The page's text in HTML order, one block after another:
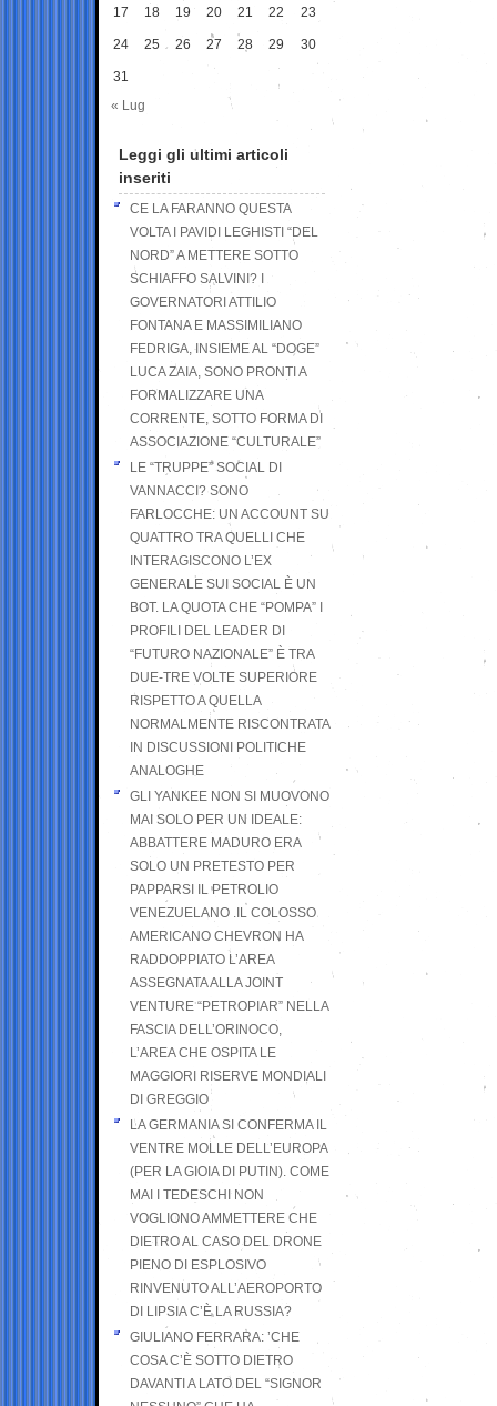
17 18 19 20 21 22 23
24 25 26 27 28 29 30
31
« Lug
Leggi gli ultimi articoli
inseriti
CE LA FARANNO QUESTA
VOLTA I PAVIDI LEGHISTI “DEL
NORD” A METTERE SOTTO
SCHIAFFO SALVINI? I
GOVERNATORI ATTILIO
FONTANA E MASSIMILIANO
FEDRIGA, INSIEME AL “DOGE”
LUCA ZAIA, SONO PRONTI A
FORMALIZZARE UNA
CORRENTE, SOTTO FORMA DI
ASSOCIAZIONE “CULTURALE”
LE “TRUPPE” SOCIAL DI
VANNACCI? SONO
FARLOCCHE: UN ACCOUNT SU
QUATTRO TRA QUELLI CHE
INTERAGISCONO L’EX
GENERALE SUI SOCIAL È UN
BOT. LA QUOTA CHE “POMPA” I
PROFILI DEL LEADER DI
“FUTURO NAZIONALE” È TRA
DUE-TRE VOLTE SUPERIORE
RISPETTO A QUELLA
NORMALMENTE RISCONTRATA
IN DISCUSSIONI POLITICHE
ANALOGHE
GLI YANKEE NON SI MUOVONO
MAI SOLO PER UN IDEALE:
ABBATTERE MADURO ERA
SOLO UN PRETESTO PER
PAPPARSI IL PETROLIO
VENEZUELANO .IL COLOSSO
AMERICANO CHEVRON HA
RADDOPPIATO L’AREA
ASSEGNATA ALLA JOINT
VENTURE “PETROPIAR” NELLA
FASCIA DELL’ORINOCO,
L’AREA CHE OSPITA LE
MAGGIORI RISERVE MONDIALI
DI GREGGIO
LA GERMANIA SI CONFERMA IL
VENTRE MOLLE DELL’EUROPA
(PER LA GIOIA DI PUTIN). COME
MAI I TEDESCHI NON
VOGLIONO AMMETTERE CHE
DIETRO AL CASO DEL DRONE
PIENO DI ESPLOSIVO
RINVENUTO ALL’AEROPORTO
DI LIPSIA C’È LA RUSSIA?
GIULIANO FERRARA: ’CHE
COSA C’È SOTTO DIETRO
DAVANTI A LATO DEL “SIGNOR